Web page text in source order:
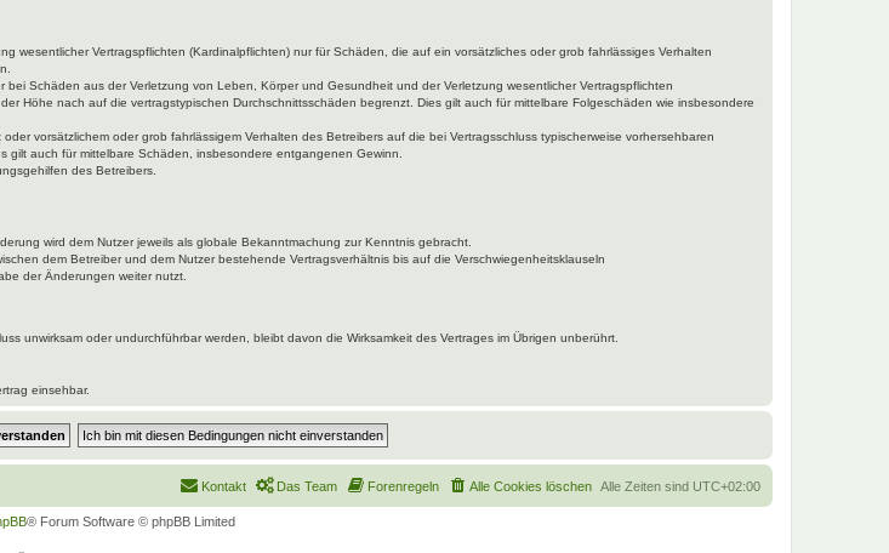
wesentlicher Vertragspflichten (Kardinalpflichten) nur für Schäden, die auf ein vorsätzliches oder grob fahrlässiges Verhalten
Schäden aus der Verletzung von Leben, Körper und Gesundheit und der Verletzung wesentlicher Vertragspflichten
Höhe nach auf die vertragstypischen Durchschnittsschäden begrenzt. Dies gilt auch für mittelbare Folgeschäden wie insbesondere
vorsätzlichem oder grob fahrlässigem Verhalten des Betreibers auf die bei Vertragsschluss typischerweise vorhersehbaren
auch für mittelbare Schäden, insbesondere entgangenen Gewinn.
des Betreibers.
wird dem Nutzer jeweils als globale Bekanntmachung zur Kenntnis gebracht.
dem Betreiber und dem Nutzer bestehende Vertragsverhältnis bis auf die Verschwiegenheitsklauseln
der Änderungen weiter nutzt.
unwirksam oder undurchführbar werden, bleibt davon die Wirksamkeit des Vertrages im Übrigen unberührt.
einsehbar.
Alle Zeiten sind UTC+02:00
Alle Cookies löschen
Forenregeln
Das Team
Kontakt
® Forum Software © phpBB Limited